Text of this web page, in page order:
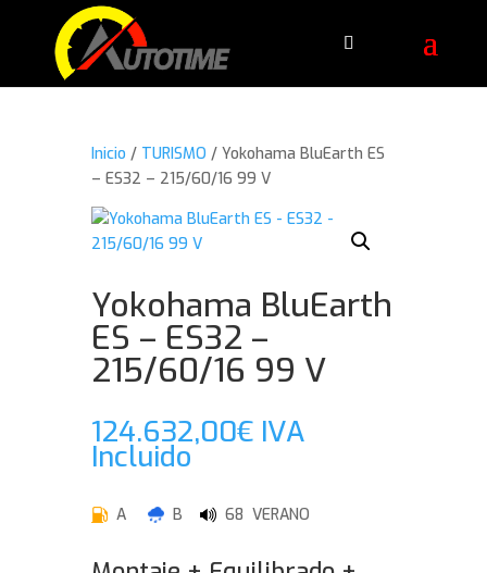
Inicio / TURISMO / Yokohama BluEarth ES
– ES32 – 215/60/16 99 V
Yokohama BluEarth
ES – ES32 –
215/60/16 99 V
124.632,00€ IVA
Incluido
A B 68 VERANO